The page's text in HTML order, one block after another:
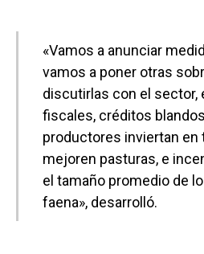
«Vamos a anunciar
vamos a poner otras
discutirlas con el sector,
fiscales, créditos
productores inviertan en
mejoren pasturas, e
el tamaño promedio de
faena», desarrolló.